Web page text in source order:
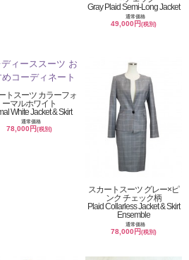
Gray Plaid Semi-Long Jacket
通常価格
49,000円(税別)
トスーツ カラーフォ
ーマルホワイト
White Jacket & Skirt
通常価格
78,000円(税別)
スカートスーツ グレー×ピ
ンク チェック柄
Plaid Collarless Jacket & Skirt
Ensemble
通常価格
78,000円(税別)